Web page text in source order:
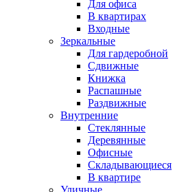
Для офиса
В квартирах
Входные
Зеркальные
Для гардеробной
Сдвижные
Книжка
Распашные
Раздвижные
Внутренние
Стеклянные
Деревянные
Офисные
Складывающиеся
В квартире
Уличные